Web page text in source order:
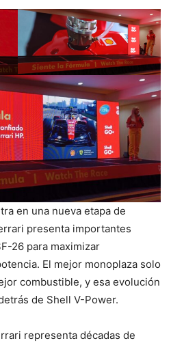
en una nueva etapa de
presenta importantes
26 para maximizar
El mejor monoplaza solo
combustible, y esa evolución
de Shell V-Power.
representa décadas de